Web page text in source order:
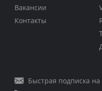
Вакансии
Контакты
Быстрая подписка на